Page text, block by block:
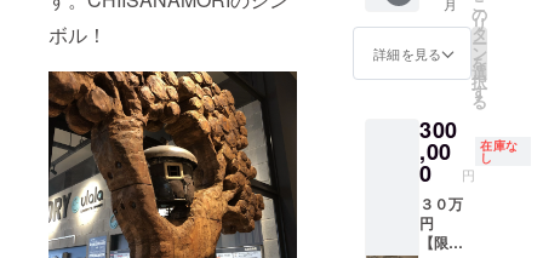
ボル！
バーベ
キュー
場まで
自己負
担とな
りま
す。
いて ※
備考欄
に掲載
する企
業名を
ださ
い。
尚、企
業名を
ご連絡
頂いた
時点で
００円
分
【5,000
円券×28
枚】 ■
につい
て ※有
効期限
は2023
年5月～
2024年
5月末日
バーベ
キュー
＆企業
名を掲
載させ
だきま
す！ ■
リター
ン内容
①施設
内特設
ボード
詳細を見る
の
リ
タ
ー
ン
を
選
択
す
る
300
,00
0 円
在庫な
し
３０万
円
【限定1